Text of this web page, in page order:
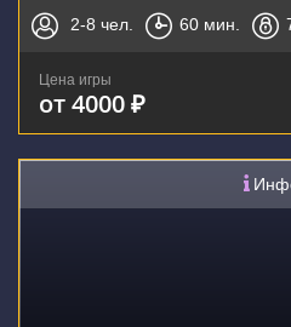
2-8 чел. 60 мин.
Цена игры
от 4000 ₽